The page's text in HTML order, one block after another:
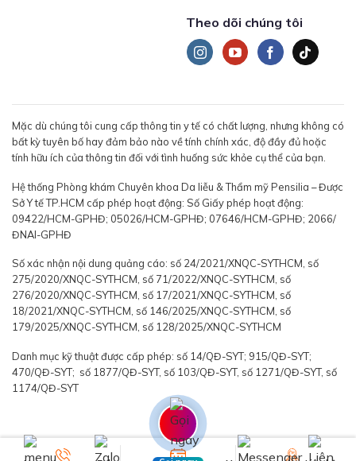
Theo dõi chúng tôi
Mặc dù chúng tôi cung cấp thông tin y tế có chất lượng, nhưng không có
bất kỳ tuyên bố hay đảm bảo nào về tính chính xác, độ đầy đủ hoặc
tính hữu ích của thông tin đối với tình huống sức khỏe cụ thể của bạn.
Hệ thống Phòng khám Chuyên khoa Da liễu & Thẩm mỹ Pensilia – Được
Sở Y tế TP.HCM cấp phép hoạt động: Số Giấy phép hoạt động:
09422/HCM-GPHĐ; 05026/HCM-GPHĐ; 07646/HCM-GPHĐ; 2066/
ĐNAI-GPHĐ
Số xác nhận nội dung quảng cáo: số 24/2021/XNQC-SYTHCM, số
275/2020/XNQC-SYTHCM, số 71/2022/XNQC-SYTHCM, số
276/2020/XNQC-SYTHCM, số 17/2021/XNQC-SYTHCM, số
18/2021/XNQC-SYTHCM, số 146/2025/XNQC-SYTHCM, số
179/2025/XNQC-SYTHCM, số 128/2025/XNQC-SYTHCM
Danh mục kỹ thuật được cấp phép: số 14/QĐ-SYT; 915/QĐ-SYT;
470/QĐ-SYT; số 1877/QĐ-SYT, số 103/QĐ-SYT, số 1271/QĐ-SYT, số
1174/QĐ-SYT